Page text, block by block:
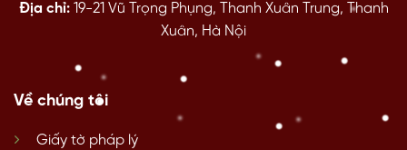
Địa chỉ: 19-21 Vũ Trọng Phụng, Thanh Xuân Trung, Thanh
Xuân, Hà Nội
Về chúng tôi
Giấy tờ pháp lý